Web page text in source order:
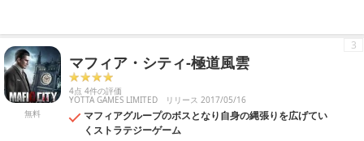
無料
マフィア・シティ-極道風雲
4点 4件の評価
YOTTA GAMES LIMITED リリース 2017/05/16
マフィアグループのボスとなり自身の縄張りを広げてい
くストラテジーゲーム
3